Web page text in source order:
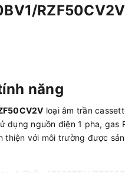
năng
loại âm trần
dụng nguồn điện 1 pha, gas
với môi trường được